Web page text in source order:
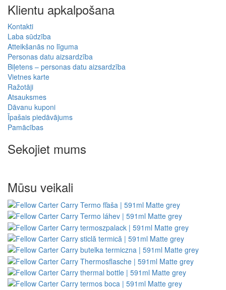
Klientu apkalpošana
Kontakti
Laba sūdzība
Atteikšanās no līguma
Personas datu aizsardzība
Biļetens – personas datu aizsardzība
Vietnes karte
Ražotāji
Atsauksmes
Dāvanu kuponi
Īpašais piedāvājums
Pamācības
Sekojiet mums
Mūsu veikali